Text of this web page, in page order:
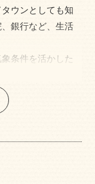
ウンとしても知
銀行など、生活
条件を活かした
カヤックなどの
カンムリウミス
『枇榔島』付近